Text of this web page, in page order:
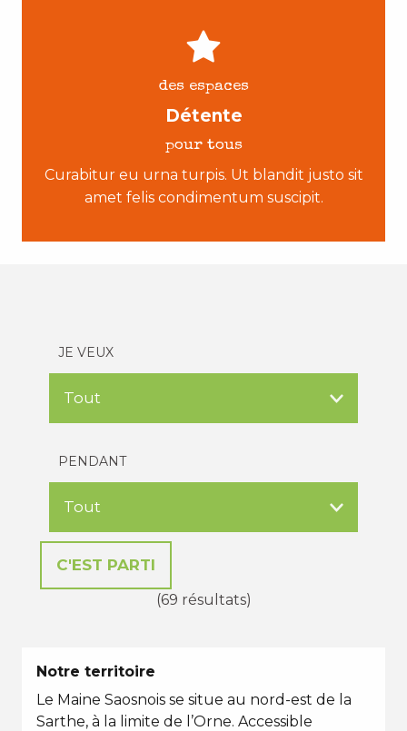
des espaces
Détente
pour tous
Curabitur eu urna turpis. Ut blandit justo sit
amet felis condimentum suscipit.
JE VEUX
PENDANT
(69 résultats)
Notre territoire
Le Maine Saosnois se situe au nord-est de la
Sarthe, à la limite de l’Orne. Accessible